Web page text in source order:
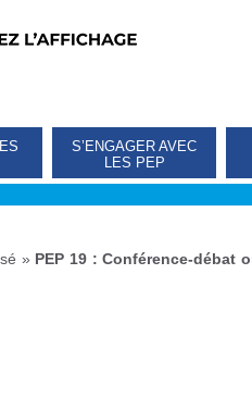
S’ENGAGER AVEC
LES PEP
» PEP 19 : Conférence-débat